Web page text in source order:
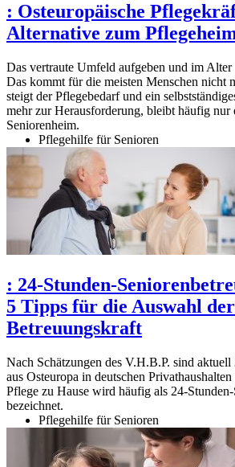
: Osteuropäische
Alternative zum
Das vertraute Umfeld aufgeben und im Alter
Das kommt für die meisten Menschen nicht
steigt der Pflegebedarf und ein
mehr zur Herausforderung, bleibt häufig nur
Seniorenheim.
Pflegehilfe für Senioren
: 24-Stunden-
5 Tipps für die Auswahl der
Betreuungskraft
Nach Schätzungen des V.H.B.P. sind
aus Osteuropa in deutschen
Pflege zu Hause wird häufig als 24-
bezeichnet.
Pflegehilfe für Senioren